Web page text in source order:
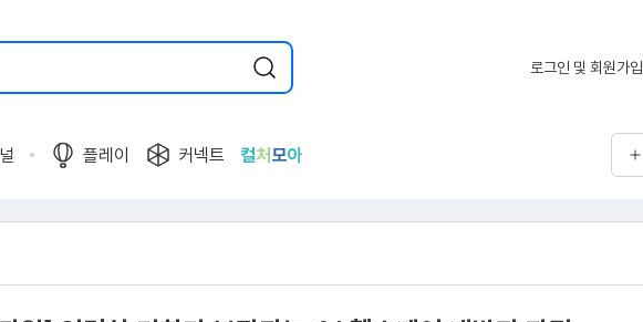
로그인 및 회원가입
플레이 커넥트 컬처 모아